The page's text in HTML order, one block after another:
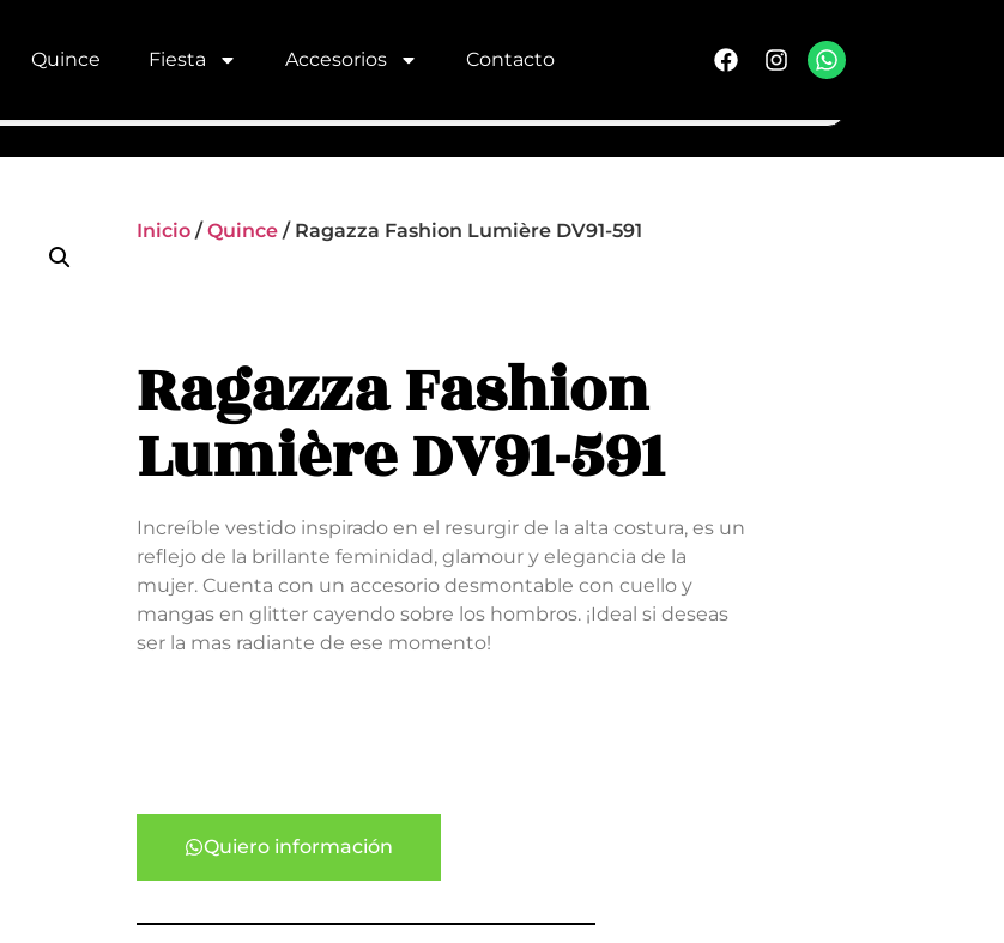
Quince Fiesta Accesorios Contacto
Inicio /Quince / Ragazza Fashion Lumière DV91-591
Ragazza Fashion
Lumière DV91-591
Increíble vestido inspirado en el resurgir de la alta costura, es un
reflejo de la brillante feminidad, glamour y elegancia de la
mujer. Cuenta con un accesorio desmontable con cuello y
mangas en glitter cayendo sobre los hombros. ¡Ideal si deseas
ser la mas radiante de ese momento!
Quiero información